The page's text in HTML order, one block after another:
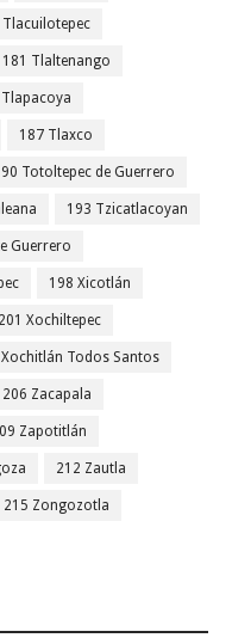
Tlacuilotepec
181 Tlaltenango
187 Tlaxco
Totoltepec de Guerrero
193 Tzicatlacoyan
Guerrero
198 Xicotlán
201 Xochiltepec
Todos Santos
206 Zacapala
Zapotitlán
212 Zautla
215 Zongozotla